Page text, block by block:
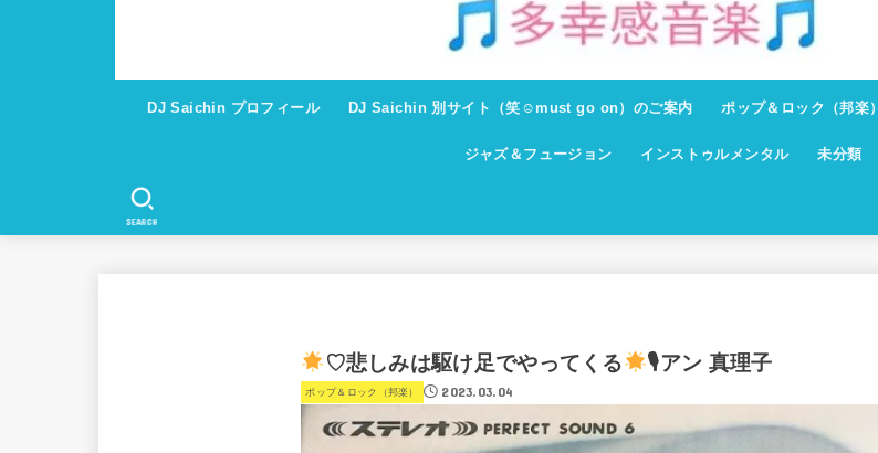
DJ Saichin プロフィール DJ Saichin 別サイト（笑☺must go on）のご案内 ポップ＆ロック（邦楽）
ジャズ＆フュージョン インストゥルメンタル 未分類
SEARCH
♡悲しみは駆け足でやってくる 🎙アン 真理子
ポップ＆ロック（邦楽） 2023.03.04